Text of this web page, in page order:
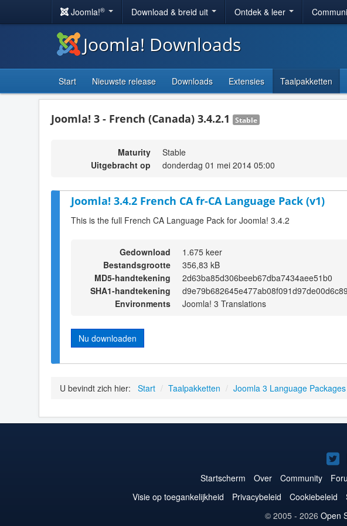
Joomla!® Download & breid uit Ontdek & leer
Joomla! Downloads
Start Nieuwste release Downloads Extensies Taalpakketten
Joomla! 3 - French (Canada) 3.4.2.1 Stable
Maturity
Stable
Uitgebracht op
donderdag 01 mei 2014 05:00
Joomla! 3.4.2 French CA fr-CA Language Pack (v1)
This is the full French CA Language Pack for Joomla! 3.4.2
Gedownload
1.675 keer
Bestandsgrootte
356,83 kB
MD5-handtekening
2d63ba85d306beeb67dba7434aee51b0
SHA1-handtekening
Environments
Joomla! 3 Translations
Nu downloaden
U bevindt zich hier: Start / Taalpakketten / Joomla 3 Language Packages
op
Startscherm Over Community
Visie op toegankelijkheid
Privacybeleid Cookiebeleid
© 2005 - 2026 Open